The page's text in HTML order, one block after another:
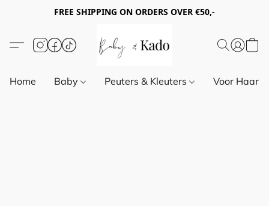
FREE SHIPPING ON ORDERS OVER €50,-
Home Baby Peuters & Kleuters Voor Haar